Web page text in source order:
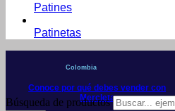
Patines
Patinetas
Colombia
Conoce por qué debes vender con
Mercleta
Búsqueda de productos